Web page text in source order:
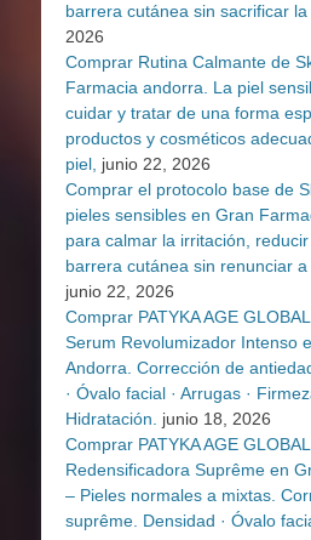
barrera cutánea sin sacrificar la
2026
Comprar Rutina Calmante de
Farmacia andorra. La piel
cuidar y tratar de una forma
productos y cosméticos
piel, junio 22, 2026
Comprar el protocolo base de
pieles sensibles en Gran
para calmar la irritación,
barrera cutánea sin renunciar a
junio 22, 2026
Comprar PATYKA AGE
Serum Revolumizador Intenso
Andorra. Corrección de
· Óvalo facial · Arrugas ·
Hidratación.
junio 18, 2026
Comprar PATYKA AGE
Redensificadora Suprême en
– Pieles normales a mixtas.
suprême. Densidad · Óvalo